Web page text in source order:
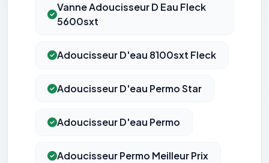
Vanne Adoucisseur D Eau Fleck
5600sxt
Adoucisseur D'eau 8100sxt Fleck
Adoucisseur D'eau Permo Star
Adoucisseur D'eau Permo
Adoucisseur Permo Meilleur Prix